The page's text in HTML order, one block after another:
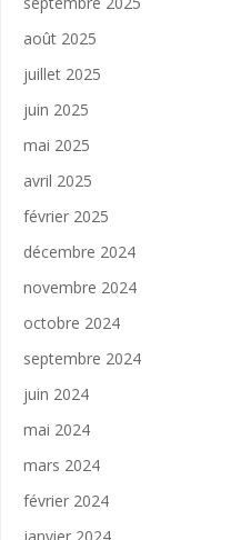
août 2025
juillet 2025
juin 2025
mai 2025
avril 2025
février 2025
décembre 2024
novembre 2024
octobre 2024
septembre 2024
juin 2024
mai 2024
mars 2024
février 2024